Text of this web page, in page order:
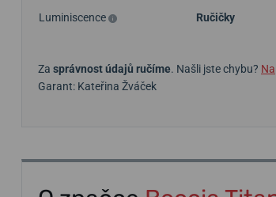
Luminiscence
Ručičky
Za správnost údajů ručíme. Našli jste chybu?
Garant: Kateřina Žváček